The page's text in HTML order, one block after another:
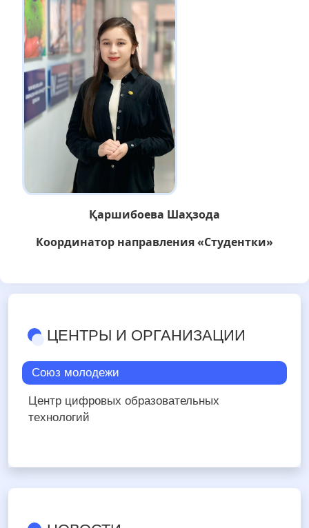
Қаршибоева Шаҳзода
Координатор направления «Студентки»
ЦЕНТРЫ И ОРГАНИЗАЦИИ
Союз молодежи
Центр цифровых образовательных
технологий